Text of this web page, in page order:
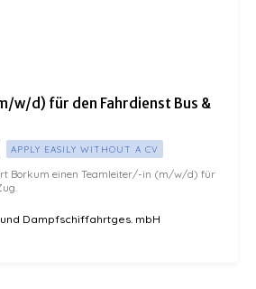
w/d) für den Fahrdienst Bus &
APPLY EASILY WITHOUT A CV
Borkum einen Teamleiter/-in (m/w/d) für
Dampfschiffahrtges. mbH